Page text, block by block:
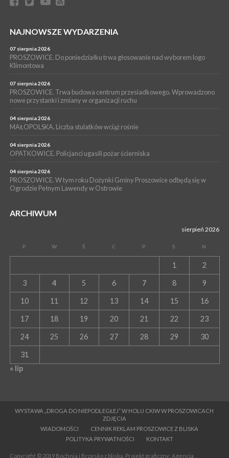
[ZDJĘCIA]
16 lipca 2026
Pałecznicy będą obsługiwani w Proszowicach
WYDARZENIA
PROSZOWICE. W parku Warsztaty Edukacyjno-Przyrodnicze
NOC CIEM
15 lipca 2026
PROSZOWICE. Już za tydzień kolejne zajęcia z cyklu „Wakacyjne
NAJNOWSZE WYDARZENIA
07 sierpnia 2026
PROSZOWICE. Do poniedziałku trwa głosowanie nad wyborem logo
Klimontowa
07 sierpnia 2026
PROSZOWICE. Trwa budowa centrum przesiadkowego. Wprowadzono
nowe przystanki i zmiany w organizacji ruchu
04 sierpnia 2026
MAŁOPOLSKA. Liczba stulatków wciąż rośnie
04 sierpnia 2026
OPATKOWICE. Policjanci ugasili pożar ścierniska
04 sierpnia 2026
PROSZOWICE. W tym roku Dożynki Gminy Proszowice odbędą się w
Ogrodzie Pełnym Lawendy w Ostrowie
ARCHIWUM
sierpień 2026
P W Ś C P S N
1 2
3 4 5 6 7 8 9
10 11 12 13 14 15 16
17 18 19 20 21 22 23
24 25 26 27 28 29 30
31
« lip
WYSTAWA „DROGA DO NIEPODLEGŁEJ” W HOLU CKIW W PROSZOWICACH
ZDJĘCIA
WIADOMOŚCI
CENNIK REKLAM PROSZOWICE Z BLISKA
POLITYKA PRYWATNOŚCI
KONTAKT
Copyright © 2019 Bochnia i Brzesko z bliska. Projekt graficzny: Agencja